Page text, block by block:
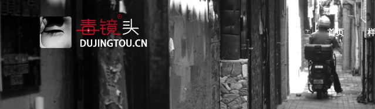
内
容
首页